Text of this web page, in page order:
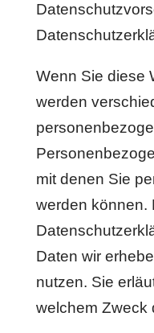
Wenn Sie diese
werden
mit denen Sie
werden können.
Daten wir
nutzen. Sie
welchem Zweck